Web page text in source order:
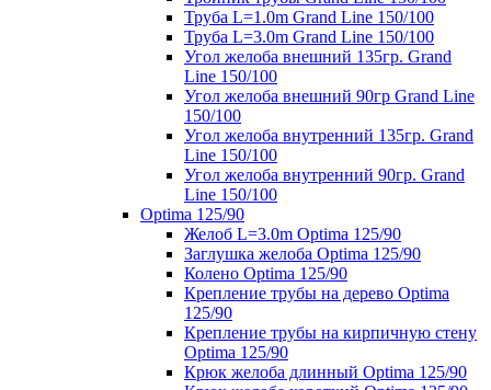
Труба L=1.0m Grand Line 150/100
Труба L=3.0m Grand Line 150/100
Угол желоба внешний 135гр. Grand
Line 150/100
Угол желоба внешний 90гр Grand Line
150/100
Угол желоба внутренний 135гр. Grand
Line 150/100
Угол желоба внутренний 90гр. Grand
Line 150/100
Optima 125/90
Желоб L=3.0m Optima 125/90
Заглушка желоба Optima 125/90
Колено Optima 125/90
Крепление трубы на дерево Optima
125/90
Крепление трубы на кирпичную стену
Optima 125/90
Крюк желоба длинный Optima 125/90